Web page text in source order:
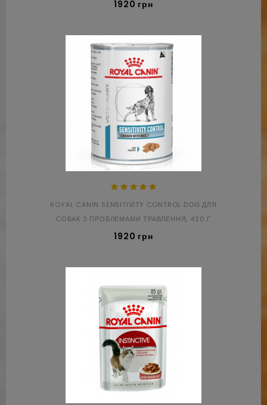
1920 грн
ROYAL CANIN SENSITIVITY CONTROL DOG ДЛЯ
СОБАК З ПРОБЛЕМАМИ ТРАВЛЕННЯ, 420 Г
1920 грн